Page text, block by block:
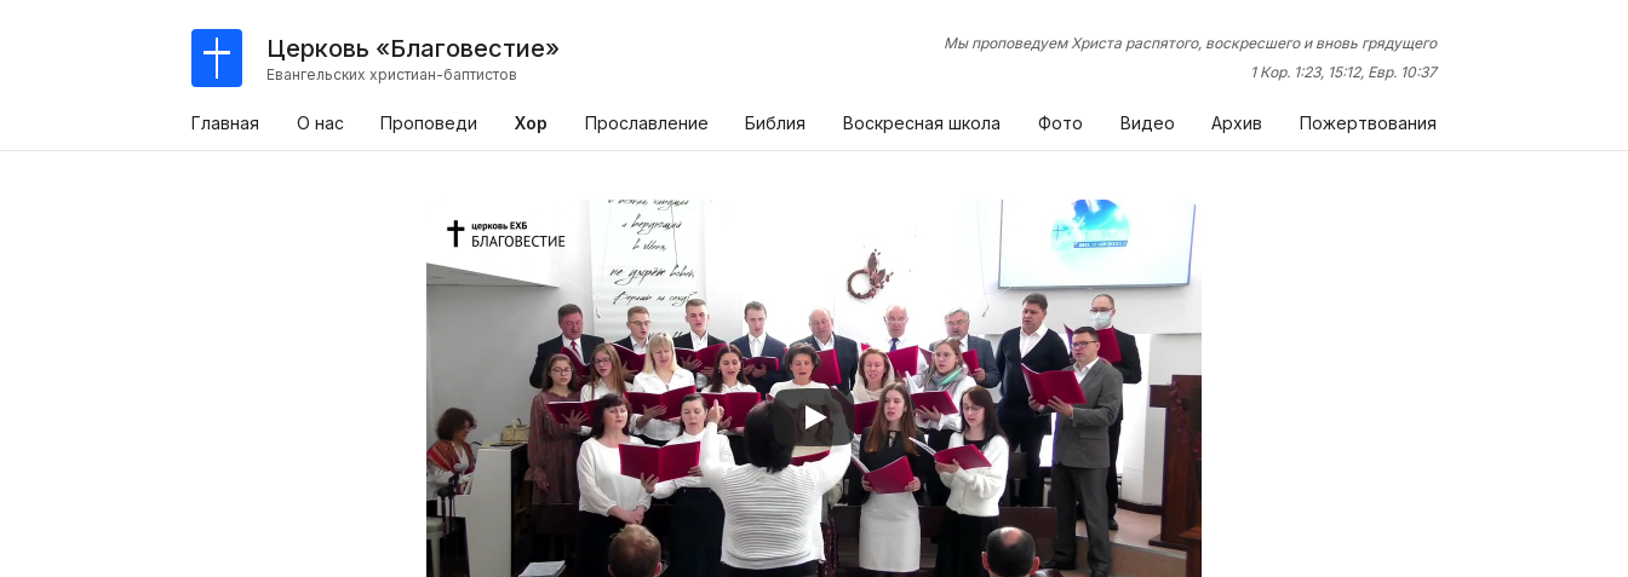
Церковь «Благовестие»
Евангельских христиан-баптистов
Мы проповедуем Христа распятого, воскресшего и вновь грядущего
1 Кор. 1:23, 15:12, Евр. 10:37
Главная О нас Проповеди Хор Прославление Библия Воскресная школа Фото Видео Архив Пожертвования